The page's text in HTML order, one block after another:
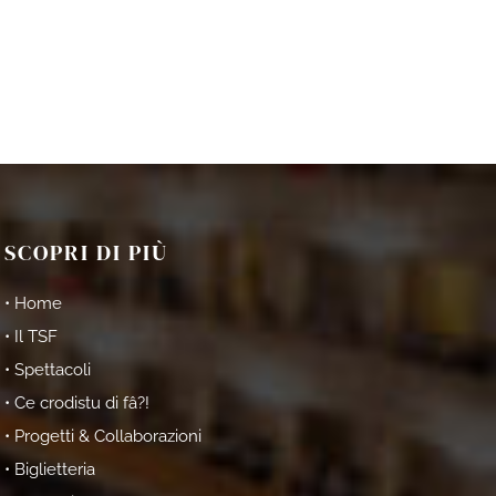
SCOPRI DI PIÙ
• Home
• Il TSF
• Spettacoli
• Ce crodistu di fâ?!
• Progetti & Collaborazioni
• Biglietteria